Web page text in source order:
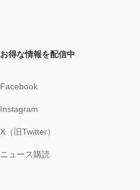
お得な情報を配信中
Facebook
Instagram
X（旧Twitter）
ニュース購読